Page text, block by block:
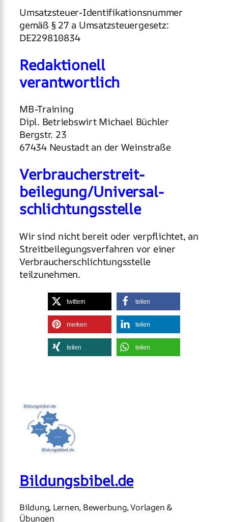
Umsatzsteuer-Identifikationsnummer
gemäß § 27 a Umsatzsteuergesetz:
DE229810834
Redaktionell
verantwortlich
MB-Training
Dipl. Betriebswirt Michael Büchler
Bergstr. 23
67434 Neustadt an der Weinstraße
Verbraucher­streit­
beilegung/Universal­
schlichtungs­stelle
Wir sind nicht bereit oder verpflichtet, an
Streitbeilegungsverfahren vor einer
Verbraucherschlichtungsstelle
teilzunehmen.
twittern teilen
merken teilen
teilen teilen
Bildungsbibel.de
Bildung, Lernen, Bewerbung, Vorlagen &
Übungen